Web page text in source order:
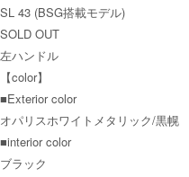
SL 43 (BSG搭載モデル)
SOLD OUT
左ハンドル
【color】
■Exterior color
オパリスホワイトメタリック/黒幌
■interior color
ブラック